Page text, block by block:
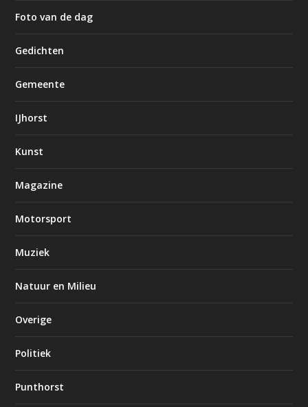
Foto van de dag
Gedichten
Gemeente
IJhorst
Kunst
Magazine
Motorsport
Muziek
Natuur en Milieu
Overige
Politiek
Punthorst